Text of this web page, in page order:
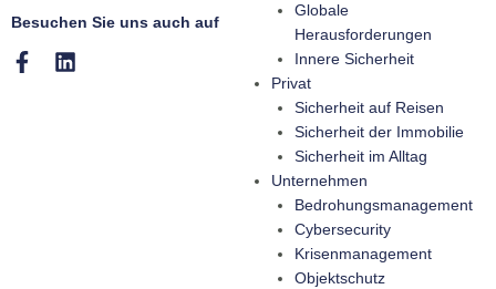
Besuchen Sie uns auch auf
Globale
Herausforderungen
Innere Sicherheit
Privat
Sicherheit auf Reisen
Sicherheit der Immobilie
Sicherheit im Alltag
Unternehmen
Bedrohungsmanagement
Cybersecurity
Krisenmanagement
Objektschutz